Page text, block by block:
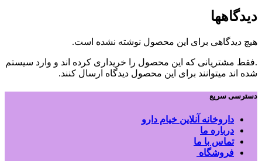
دیدگاهها
هیچ دیدگاهی برای این محصول نوشته نشده است.
.فقط مشتریانی که این محصول را خریداری کرده اند و وارد سیستم
شده اند میتوانند برای این محصول دیدگاه ارسال کنند.
دسترسی سریع
داروخانه آنلاین خیام دارو
درباره ما
تماس با ما
فروشگاه